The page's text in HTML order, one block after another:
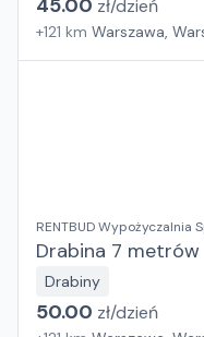
45.00 zł/dzień
+121 km Warszawa,
RENTBUD Wypożyczalnia
Elektronarzędzi
Drabina 7 metrów
Drabiny
50.00 zł/dzień